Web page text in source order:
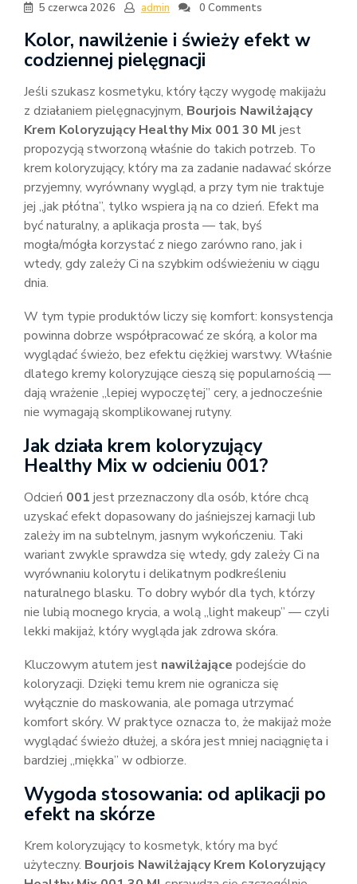
5 czerwca 2026 admin 0 Comments
Kolor, nawilżenie i świeży efekt w
codziennej pielęgnacji
Jeśli szukasz kosmetyku, który łączy wygodę makijażu
z działaniem pielęgnacyjnym, Bourjois Nawilżający
Krem Koloryzujący Healthy Mix 001 30 Ml jest
propozycją stworzoną właśnie do takich potrzeb. To
krem koloryzujący, który ma za zadanie nadawać skórze
przyjemny, wyrównany wygląd, a przy tym nie traktuje
jej „jak płótna”, tylko wspiera ją na co dzień. Efekt ma
być naturalny, a aplikacja prosta — tak, byś
mogła/mógła korzystać z niego zarówno rano, jak i
wtedy, gdy zależy Ci na szybkim odświeżeniu w ciągu
dnia.
W tym typie produktów liczy się komfort: konsystencja
powinna dobrze współpracować ze skórą, a kolor ma
wyglądać świeżo, bez efektu ciężkiej warstwy. Właśnie
dlatego kremy koloryzujące cieszą się popularnością —
dają wrażenie „lepiej wypoczętej” cery, a jednocześnie
nie wymagają skomplikowanej rutyny.
Jak działa krem koloryzujący
Healthy Mix w odcieniu 001?
Odcień 001 jest przeznaczony dla osób, które chcą
uzyskać efekt dopasowany do jaśniejszej karnacji lub
zależy im na subtelnym, jasnym wykończeniu. Taki
wariant zwykle sprawdza się wtedy, gdy zależy Ci na
wyrównaniu kolorytu i delikatnym podkreśleniu
naturalnego blasku. To dobry wybór dla tych, którzy
nie lubią mocnego krycia, a wolą „light makeup” — czyli
lekki makijaż, który wygląda jak zdrowa skóra.
Kluczowym atutem jest nawilżające podejście do
koloryzacji. Dzięki temu krem nie ogranicza się
wyłącznie do maskowania, ale pomaga utrzymać
komfort skóry. W praktyce oznacza to, że makijaż może
wyglądać świeżo dłużej, a skóra jest mniej naciągnięta i
bardziej „miękka” w odbiorze.
Wygoda stosowania: od aplikacji po
efekt na skórze
Krem koloryzujący to kosmetyk, który ma być
użyteczny. Bourjois Nawilżający Krem Koloryzujący